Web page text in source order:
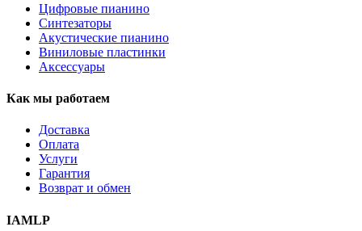
Цифровые пианино
Синтезаторы
Акустические пианино
Виниловые пластинки
Аксессуары
Как мы работаем
Доставка
Оплата
Услуги
Гарантия
Возврат и обмен
IAMLP